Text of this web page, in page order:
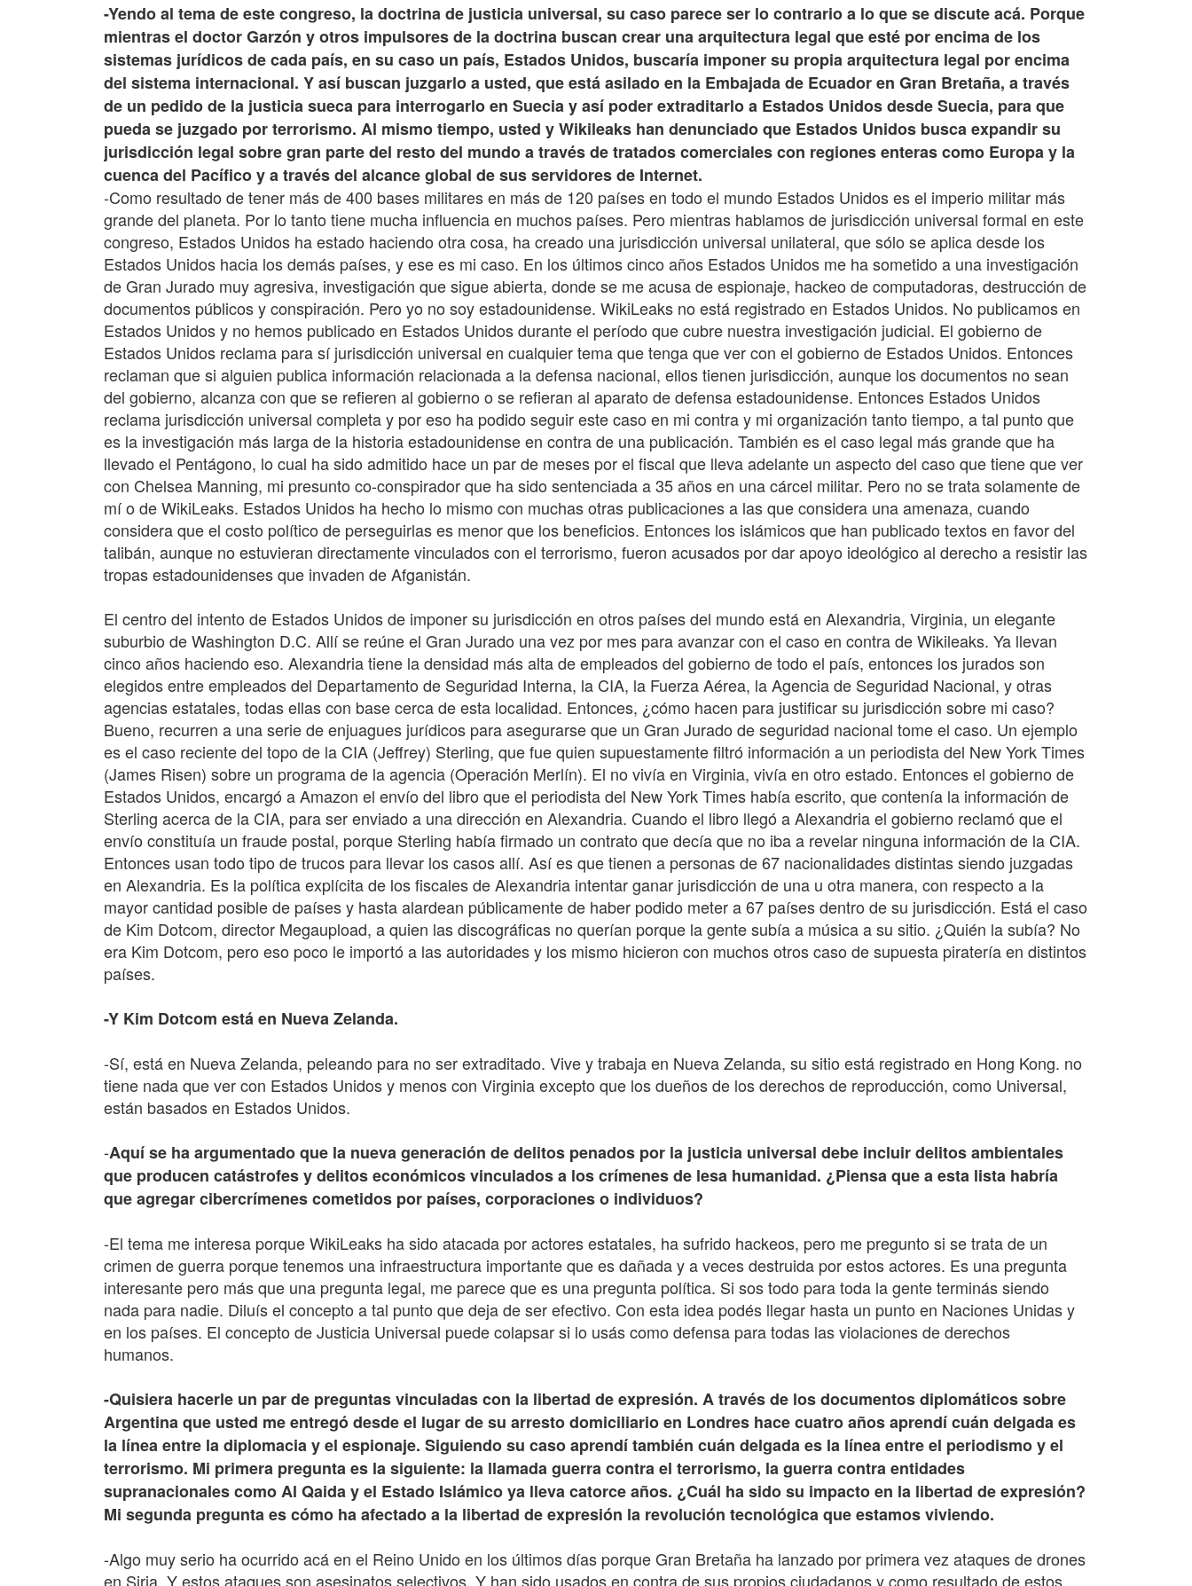
-Yendo al tema de este congreso, la doctrina de justicia universal, su caso parece ser lo contrario a lo que se discute acá. Porque
mientras el doctor Garzón y otros impulsores de la doctrina buscan crear una arquitectura legal que esté por encima de los
sistemas jurídicos de cada país, en su caso un país, Estados Unidos, buscaría imponer su propia arquitectura legal por encima
del sistema internacional. Y así buscan juzgarlo a usted, que está asilado en la Embajada de Ecuador en Gran Bretaña, a través
de un pedido de la justicia sueca para interrogarlo en Suecia y así poder extraditarlo a Estados Unidos desde Suecia, para que
pueda se juzgado por terrorismo. Al mismo tiempo, usted y Wikileaks han denunciado que Estados Unidos busca expandir su
jurisdicción legal sobre gran parte del resto del mundo a través de tratados comerciales con regiones enteras como Europa y la
cuenca del Pacífico y a través del alcance global de sus servidores de Internet.
-Como resultado de tener más de 400 bases militares en más de 120 países en todo el mundo Estados Unidos es el imperio militar más
grande del planeta. Por lo tanto tiene mucha influencia en muchos países. Pero mientras hablamos de jurisdicción universal formal en este
congreso, Estados Unidos ha estado haciendo otra cosa, ha creado una jurisdicción universal unilateral, que sólo se aplica desde los
Estados Unidos hacia los demás países, y ese es mi caso. En los últimos cinco años Estados Unidos me ha sometido a una investigación
de Gran Jurado muy agresiva, investigación que sigue abierta, donde se me acusa de espionaje, hackeo de computadoras, destrucción de
documentos públicos y conspiración. Pero yo no soy estadounidense. WikiLeaks no está registrado en Estados Unidos. No publicamos en
Estados Unidos y no hemos publicado en Estados Unidos durante el período que cubre nuestra investigación judicial. El gobierno de
Estados Unidos reclama para sí jurisdicción universal en cualquier tema que tenga que ver con el gobierno de Estados Unidos. Entonces
reclaman que si alguien publica información relacionada a la defensa nacional, ellos tienen jurisdicción, aunque los documentos no sean
del gobierno, alcanza con que se refieren al gobierno o se refieran al aparato de defensa estadounidense. Entonces Estados Unidos
reclama jurisdicción universal completa y por eso ha podido seguir este caso en mi contra y mi organización tanto tiempo, a tal punto que
es la investigación más larga de la historia estadounidense en contra de una publicación. También es el caso legal más grande que ha
llevado el Pentágono, lo cual ha sido admitido hace un par de meses por el fiscal que lleva adelante un aspecto del caso que tiene que ver
con Chelsea Manning, mi presunto co-conspirador que ha sido sentenciada a 35 años en una cárcel militar. Pero no se trata solamente de
mí o de WikiLeaks. Estados Unidos ha hecho lo mismo con muchas otras publicaciones a las que considera una amenaza, cuando
considera que el costo político de perseguirlas es menor que los beneficios. Entonces los islámicos que han publicado textos en favor del
talibán, aunque no estuvieran directamente vinculados con el terrorismo, fueron acusados por dar apoyo ideológico al derecho a resistir las
tropas estadounidenses que invaden de Afganistán.
El centro del intento de Estados Unidos de imponer su jurisdicción en otros países del mundo está en Alexandria, Virginia, un elegante
suburbio de Washington D.C. Allí se reúne el Gran Jurado una vez por mes para avanzar con el caso en contra de Wikileaks. Ya llevan
cinco años haciendo eso. Alexandria tiene la densidad más alta de empleados del gobierno de todo el país, entonces los jurados son
elegidos entre empleados del Departamento de Seguridad Interna, la CIA, la Fuerza Aérea, la Agencia de Seguridad Nacional, y otras
agencias estatales, todas ellas con base cerca de esta localidad. Entonces, ¿cómo hacen para justificar su jurisdicción sobre mi caso?
Bueno, recurren a una serie de enjuagues jurídicos para asegurarse que un Gran Jurado de seguridad nacional tome el caso. Un ejemplo
es el caso reciente del topo de la CIA (Jeffrey) Sterling, que fue quien supuestamente filtró información a un periodista del New York Times
(James Risen) sobre un programa de la agencia (Operación Merlín). El no vivía en Virginia, vivía en otro estado. Entonces el gobierno de
Estados Unidos, encargó a Amazon el envío del libro que el periodista del New York Times había escrito, que contenía la información de
Sterling acerca de la CIA, para ser enviado a una dirección en Alexandria. Cuando el libro llegó a Alexandria el gobierno reclamó que el
envío constituía un fraude postal, porque Sterling había firmado un contrato que decía que no iba a revelar ninguna información de la CIA.
Entonces usan todo tipo de trucos para llevar los casos allí. Así es que tienen a personas de 67 nacionalidades distintas siendo juzgadas
en Alexandria. Es la política explícita de los fiscales de Alexandria intentar ganar jurisdicción de una u otra manera, con respecto a la
mayor cantidad posible de países y hasta alardean públicamente de haber podido meter a 67 países dentro de su jurisdicción. Está el caso
de Kim Dotcom, director Megaupload, a quien las discográficas no querían porque la gente subía a música a su sitio. ¿Quién la subía? No
era Kim Dotcom, pero eso poco le importó a las autoridades y los mismo hicieron con muchos otros caso de supuesta piratería en distintos
países.
-Y Kim Dotcom está en Nueva Zelanda.
-Sí, está en Nueva Zelanda, peleando para no ser extraditado. Vive y trabaja en Nueva Zelanda, su sitio está registrado en Hong Kong. no
tiene nada que ver con Estados Unidos y menos con Virginia excepto que los dueños de los derechos de reproducción, como Universal,
están basados en Estados Unidos.
-Aquí se ha argumentado que la nueva generación de delitos penados por la justicia universal debe incluir delitos ambientales
que producen catástrofes y delitos económicos vinculados a los crímenes de lesa humanidad. ¿Piensa que a esta lista habría
que agregar cibercrímenes cometidos por países, corporaciones o individuos?
-El tema me interesa porque WikiLeaks ha sido atacada por actores estatales, ha sufrido hackeos, pero me pregunto si se trata de un
crimen de guerra porque tenemos una infraestructura importante que es dañada y a veces destruida por estos actores. Es una pregunta
interesante pero más que una pregunta legal, me parece que es una pregunta política. Si sos todo para toda la gente terminás siendo
nada para nadie. Diluís el concepto a tal punto que deja de ser efectivo. Con esta idea podés llegar hasta un punto en Naciones Unidas y
en los países. El concepto de Justicia Universal puede colapsar si lo usás como defensa para todas las violaciones de derechos
humanos.
-Quisiera hacerle un par de preguntas vinculadas con la libertad de expresión. A través de los documentos diplomáticos sobre
Argentina que usted me entregó desde el lugar de su arresto domiciliario en Londres hace cuatro años aprendí cuán delgada es
la línea entre la diplomacia y el espionaje. Siguiendo su caso aprendí también cuán delgada es la línea entre el periodismo y el
terrorismo. Mi primera pregunta es la siguiente: la llamada guerra contra el terrorismo, la guerra contra entidades
supranacionales como Al Qaida y el Estado Islámico ya lleva catorce años. ¿Cuál ha sido su impacto en la libertad de expresión?
Mi segunda pregunta es cómo ha afectado a la libertad de expresión la revolución tecnológica que estamos viviendo.
-Algo muy serio ha ocurrido acá en el Reino Unido en los últimos días porque Gran Bretaña ha lanzado por primera vez ataques de drones
en Siria. Y estos ataques son asesinatos selectivos. Y han sido usados en contra de sus propios ciudadanos y como resultado de estos